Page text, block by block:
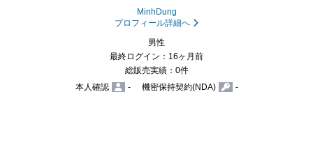
MinhDung
プロフィール詳細へ
男性
最終ログイン：16ヶ月前
総販売実績：0件
本人確認
- 機密保持契約(NDA) -